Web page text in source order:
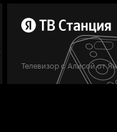
Телевизор с Алисой от